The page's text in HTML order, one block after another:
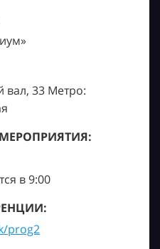
вал, 33 Метро:
в 9:00
prog2